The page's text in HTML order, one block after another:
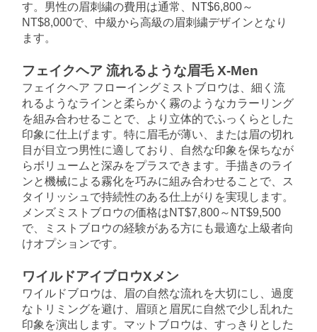
す。男性の眉刺繍の費用は通常、NT$6,800～
NT$8,000で、中級から高級の眉刺繍デザインとなり
ます。
フェイクヘア 流れるような眉毛 X-Men
フェイクヘア フローイングミストブロウは、細く流
れるようなラインと柔らかく霧のようなカラーリング
を組み合わせることで、より立体的でふっくらとした
印象に仕上げます。特に眉毛が薄い、または眉の切れ
目が目立つ男性に適しており、自然な印象を保ちなが
らボリュームと深みをプラスできます。手描きのライ
ンと機械による霧化を巧みに組み合わせることで、ス
タイリッシュで持続性のある仕上がりを実現します。
メンズミストブロウの価格はNT$7,800～NT$9,500
で、ミストブロウの経験がある方にも最適な上級者向
けオプションです。
ワイルドアイブロウXメン
ワイルドブロウは、眉の自然な流れを大切にし、過度
なトリミングを避け、眉頭と眉尻に自然で少し乱れた
印象を演出します。マットブロウは、すっきりとした